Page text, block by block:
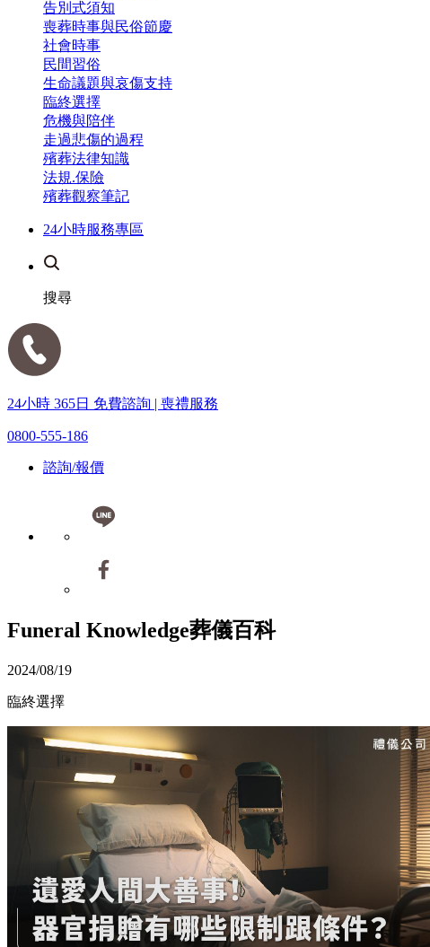
告別式須知
喪葬時事與民俗節慶
社會時事
民間習俗
生命議題與哀傷支持
臨終選擇
危機與陪伴
走過悲傷的過程
殯葬法律知識
法規.保險
殯葬觀察筆記
24小時服務專區
搜尋
24小時 365日 免費諮詢 | 喪禮服務
0800-555-186
諮詢/報價
Funeral Knowledge葬儀百科
2024/08/19
臨終選擇